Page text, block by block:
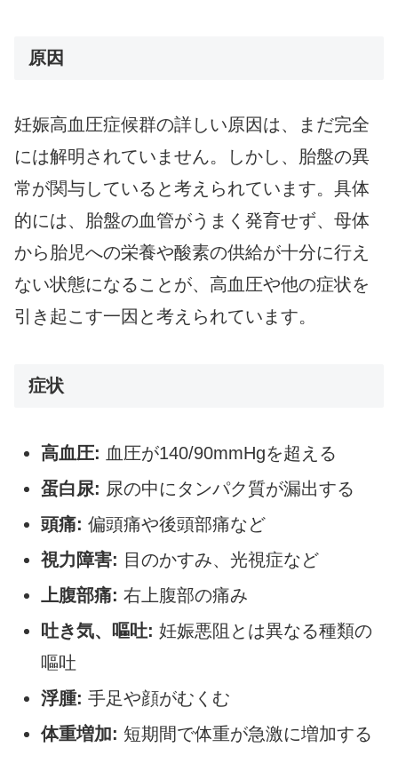
原因
妊娠高血圧症候群の詳しい原因は、まだ完全
には解明されていません。しかし、胎盤の異
常が関与していると考えられています。具体
的には、胎盤の血管がうまく発育せず、母体
から胎児への栄養や酸素の供給が十分に行え
ない状態になることが、高血圧や他の症状を
引き起こす一因と考えられています。
症状
高血圧: 血圧が140/90mmHgを超える
蛋白尿: 尿の中にタンパク質が漏出する
頭痛: 偏頭痛や後頭部痛など
視力障害: 目のかすみ、光視症など
上腹部痛: 右上腹部の痛み
吐き気、嘔吐: 妊娠悪阻とは異なる種類の
嘔吐
浮腫: 手足や顔がむくむ
体重増加: 短期間で体重が急激に増加する